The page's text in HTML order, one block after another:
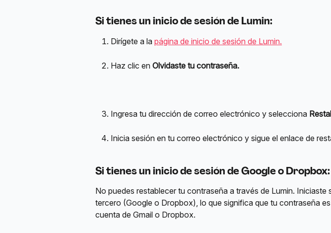
Si tienes un inicio de sesión de Lumin:
Dirígete a la página de inicio de sesión de Lumin.
Haz clic en Olvidaste tu contraseña.
Ingresa tu dirección de correo electrónico y selecciona
Inicia sesión en tu correo electrónico y sigue el enlace de
Si tienes un inicio de sesión de Google o Dropbox:
No puedes restablecer tu contraseña a través de Lumin. Iniciaste
tercero (Google o Dropbox), lo que significa que tu contraseña
cuenta de Gmail o Dropbox.